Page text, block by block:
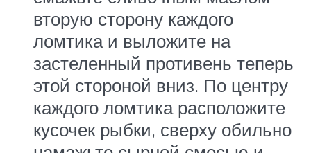
вторую сторону каждого
ломтика и выложите на
застеленный противень теперь
этой стороной вниз. По центру
каждого ломтика расположите
кусочек рыбки, сверху обильно